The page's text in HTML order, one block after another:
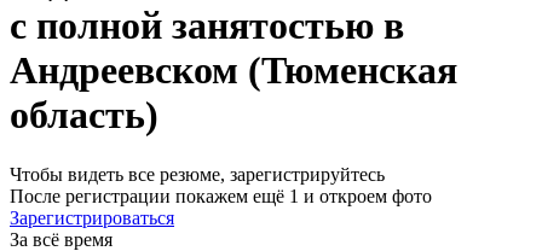
с полной занятостью в
Андреевском (Тюменская
область)
Чтобы видеть все резюме, зарегистрируйтесь
После регистрации покажем ещё 1 и откроем фото
Зарегистрироваться
За всё время